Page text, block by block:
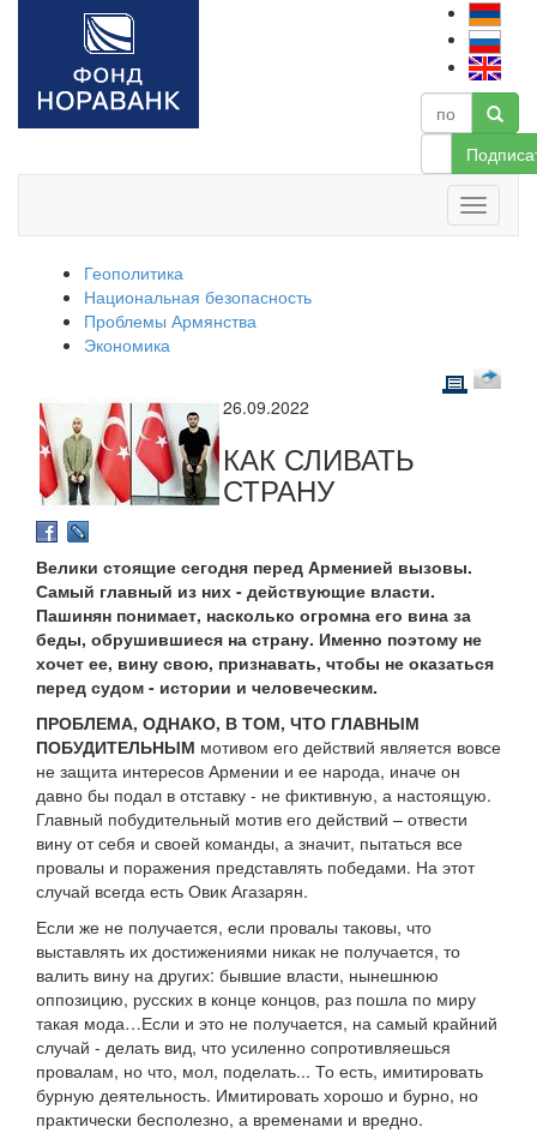
Геополитика
Национальная безопасность
Проблемы Армянства
Экономика
26.09.2022
КАК СЛИВАТЬ
СТРАНУ
Велики стоящие сегодня перед Арменией вызовы.
Самый главный из них - действующие власти.
Пашинян понимает, насколько огромна его вина за
беды, обрушившиеся на страну. Именно поэтому не
хочет ее, вину свою, признавать, чтобы не оказаться
перед судом - истории и человеческим.
ПРОБЛЕМА, ОДНАКО, В ТОМ, ЧТО ГЛАВНЫМ
ПОБУДИТЕЛЬНЫМ мотивом его действий является вовсе
не защита интересов Армении и ее народа, иначе он
давно бы подал в отставку - не фиктивную, а настоящую.
Главный побудительный мотив его действий – отвести
вину от себя и своей команды, а значит, пытаться все
провалы и поражения представлять победами. На этот
случай всегда есть Овик Агазарян.
Если же не получается, если провалы таковы, что
выставлять их достижениями никак не получается, то
валить вину на других: бывшие власти, нынешнюю
оппозицию, русских в конце концов, раз пошла по миру
такая мода…Если и это не получается, на самый крайний
случай - делать вид, что усиленно сопротивляешься
провалам, но что, мол, поделать... То есть, имитировать
бурную деятельность. Имитировать хорошо и бурно, но
практически бесполезно, а временами и вредно.